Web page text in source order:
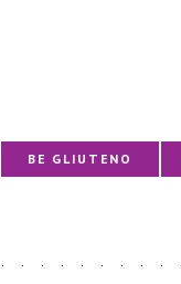
BE GLIUTENO